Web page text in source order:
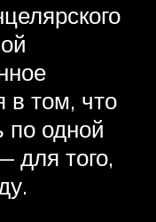
в том, что
по одной
для того,